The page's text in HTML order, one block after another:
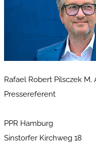
Rafael Robert Pilsczek M.
Pressereferent
PPR Hamburg
Sinstorfer Kirchweg 18